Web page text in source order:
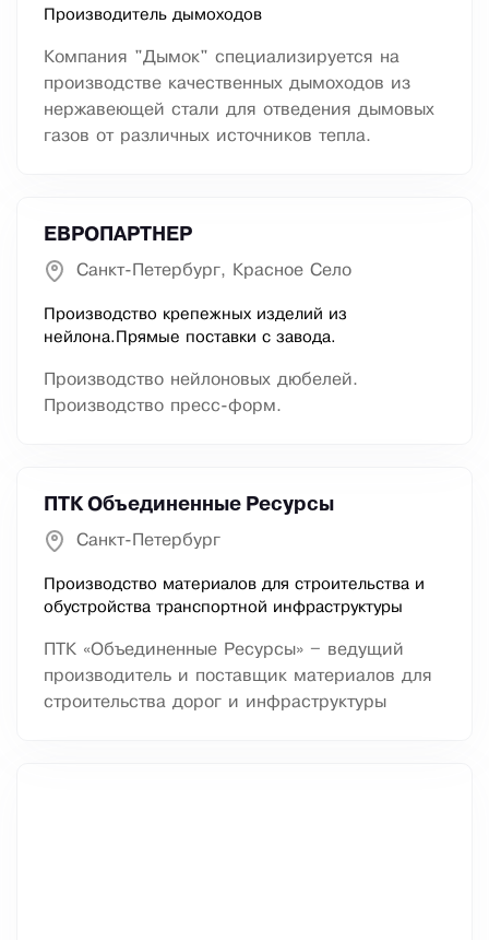
Производитель дымоходов
Компания "Дымок" специализируется на
производстве качественных дымоходов из
нержавеющей стали для отведения дымовых
газов от различных источников тепла.
ЕВРОПАРТНЕР
Санкт-Петербург, Красное Село
Производство крепежных изделий из
нейлона.Прямые поставки с завода.
Производство нейлоновых дюбелей.
Производство пресс-форм.
ПТК Объединенные Ресурсы
Санкт-Петербург
Производство материалов для строительства и
обустройства транспортной инфраструктуры
ПТК «Объединенные Ресурсы» – ведущий
производитель и поставщик материалов для
строительства дорог и инфраструктуры